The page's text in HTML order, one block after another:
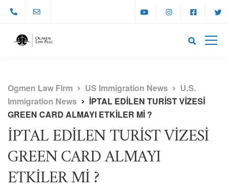
Ogmen Law Firm US Immigration News
U.S.
Immigration News
İPTAL EDİLEN TURİST VİZESİ
GREEN CARD ALMAYI ETKİLER Mİ ?
İPTAL EDİLEN TURİST VİZESİ
GREEN CARD ALMAYI
ETKİLER Mİ ?